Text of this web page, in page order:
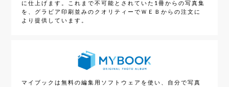
に仕上げます。これまで不可能とされていた1冊からの写真集
を、グラビア印刷並みのクオリティーでＷＥＢからの注文に
より提供しています。
マイブックは無料の編集用ソフトウェアを使い、自分で写真